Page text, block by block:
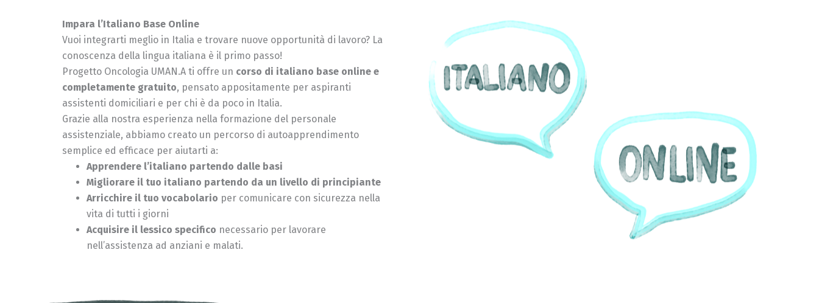
Impara l’Italiano Base Online
Vuoi integrarti meglio in Italia e trovare nuove opportunità di lavoro? La
conoscenza della lingua italiana è il primo passo!
Progetto Oncologia UMAN.A ti offre un corso di italiano base online e
completamente gratuito, pensato appositamente per aspiranti
assistenti domiciliari e per chi è da poco in Italia.
Grazie alla nostra esperienza nella formazione del personale
assistenziale, abbiamo creato un percorso di autoapprendimento
semplice ed efficace per aiutarti a:
Apprendere l’italiano partendo dalle basi
Migliorare il tuo italiano partendo da un livello di principiante
Arricchire il tuo vocabolario per comunicare con sicurezza nella
vita di tutti i giorni
Acquisire il lessico specifico necessario per lavorare
nell’assistenza ad anziani e malati.